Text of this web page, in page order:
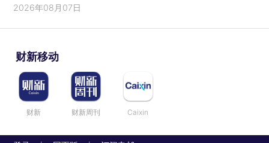
2026年08月07日
财新移动
财新 财新周刊 Caixin